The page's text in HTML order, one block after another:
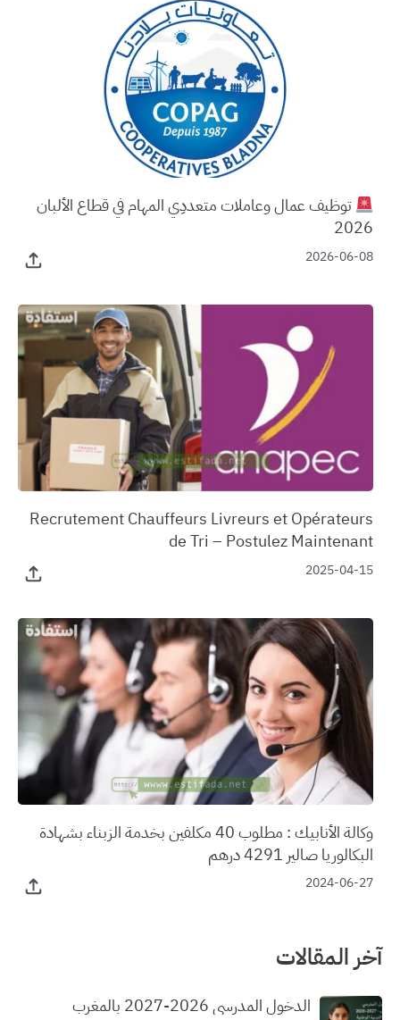
توظيف عمال وعاملات متعددِي المهام في قطاع الألبان
2026
2026-06-08
‏Recrutement Chauffeurs Livreurs et Opérateurs
de Tri – Postulez Maintenant
2025-04-15
وكالة الأنابيك : مطلوب 40 مكلفين بخدمة الزبناء بشهادة
البكالوريا صالير 4291 درهم
2024-06-27
آخر المقالات
الدخول المدرسي 2026-2027 بالمغرب